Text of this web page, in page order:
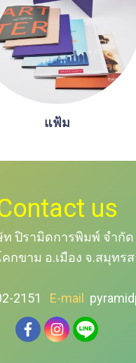
แฟ้ม
us
ท ปิรามิดการพิมพ์ จำกัด
กขาม อ.เมือง จ.สมุทร
2151 E-mail